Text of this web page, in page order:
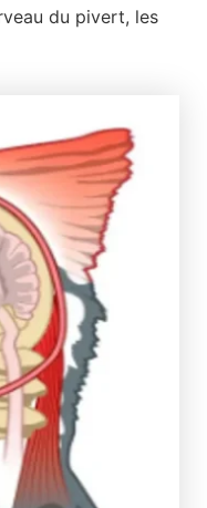
du pivert, les